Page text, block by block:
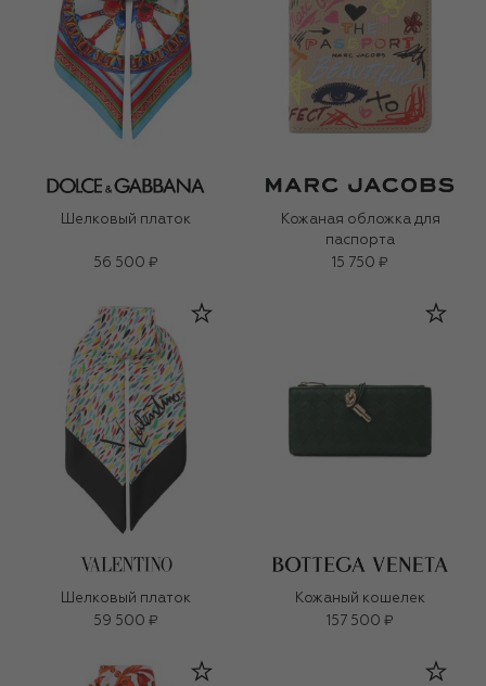
Шелковый платок
56 500 ₽
Кожаная обложка для
паспорта
15 750 ₽
Шелковый платок
59 500 ₽
Кожаный кошелек
157 500 ₽